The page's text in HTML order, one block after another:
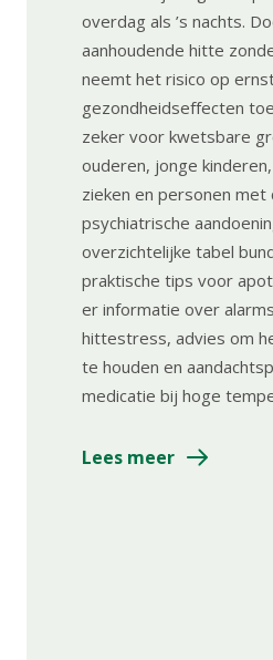
overdag als ’s nachts.
aanhoudende hitte
neemt het risico op
gezondheidseffecten
zeker voor kwetsbare
ouderen, jonge
zieken en personen met
psychiatrische
overzichtelijke tabel
praktische tips voor
er informatie over
hittestress, advies om
te houden en
medicatie bij hoge
Lees meer